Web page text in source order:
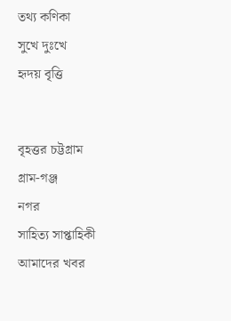
তথ্য কণিকা
সুখে দুঃখে
হৃদয় বৃত্তি
বৃহত্তর চট্টগ্রাম
গ্রাম-গঞ্জ
নগর
সাহিত্য সাপ্তাহিকী
আমাদের খবর